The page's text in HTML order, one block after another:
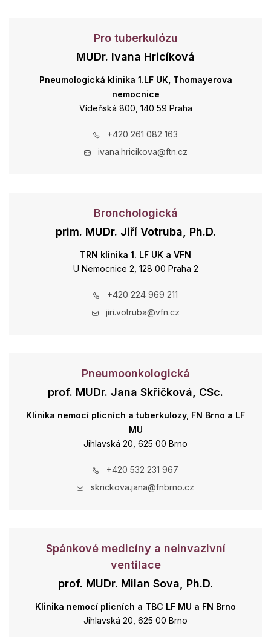
Pro tuberkulózu
MUDr. Ivana Hricíková
Pneumologická klinika 1.LF UK, Thomayerova
nemocnice
Vídeňská 800, 140 59 Praha
+420 261 082 163
ivana.hricikova@ftn.cz
Bronchologická
prim. MUDr. Jiří Votruba, Ph.D.
TRN klinika 1. LF UK a VFN
U Nemocnice 2, 128 00 Praha 2
+420 224 969 211
jiri.votruba@vfn.cz
Pneumoonkologická
prof. MUDr. Jana Skřičková, CSc.
Klinika nemocí plicních a tuberkulozy, FN Brno a LF
MU
Jihlavská 20, 625 00 Brno
+420 532 231 967
skrickova.jana@fnbrno.cz
Spánkové medicíny a neinvazivní
ventilace
prof. MUDr. Milan Sova, Ph.D.
Klinika nemocí plicních a TBC LF MU a FN Brno
Jihlavská 20, 625 00 Brno